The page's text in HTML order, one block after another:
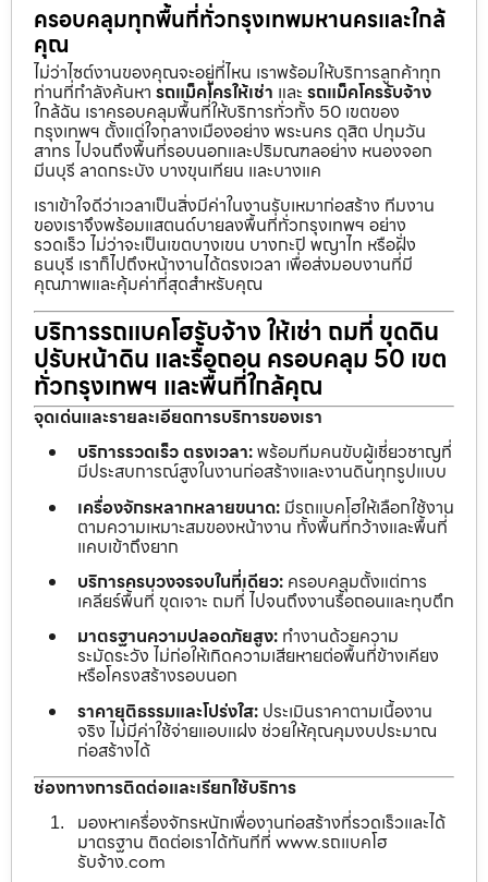
ครอบคลุมทุกพื้นที่ทั่วกรุงเทพมหานครและใกล้
คุณ
ไม่ว่าไซต์งานของคุณจะอยู่ที่ไหน เราพร้อมให้บริการลูกค้าทุก
ท่านที่กำลังค้นหา รถแม็คโครให้เช่า และ รถแม็คโครรับจ้าง
ใกล้ฉัน เราครอบคลุมพื้นที่ให้บริการทั่วทั้ง 50 เขตของ
กรุงเทพฯ ตั้งแต่ใจกลางเมืองอย่าง พระนคร ดุสิต ปทุมวัน
สาทร ไปจนถึงพื้นที่รอบนอกและปริมณฑลอย่าง หนองจอก
มีนบุรี ลาดกระบัง บางขุนเทียน และบางแค
เราเข้าใจดีว่าเวลาเป็นสิ่งมีค่าในงานรับเหมาก่อสร้าง ทีมงาน
ของเราจึงพร้อมแสตนด์บายลงพื้นที่ทั่วกรุงเทพฯ อย่าง
รวดเร็ว ไม่ว่าจะเป็นเขตบางเขน บางกะปิ พญาไท หรือฝั่ง
ธนบุรี เราก็ไปถึงหน้างานได้ตรงเวลา เพื่อส่งมอบงานที่มี
คุณภาพและคุ้มค่าที่สุดสำหรับคุณ
บริการรถแบคโฮรับจ้าง ให้เช่า ถมที่ ขุดดิน
ปรับหน้าดิน และรื้อถอน ครอบคลุม 50 เขต
ทั่วกรุงเทพฯ และพื้นที่ใกล้คุณ
จุดเด่นและรายละเอียดการบริการของเรา
บริการรวดเร็ว ตรงเวลา:พร้อมทีมคนขับผู้เชี่ยวชาญที่
มีประสบการณ์สูงในงานก่อสร้างและงานดินทุกรูปแบบ
เครื่องจักรหลากหลายขนาด: มีรถแบคโฮให้เลือกใช้งาน
ตามความเหมาะสมของหน้างาน ทั้งพื้นที่กว้างและพื้นที่
แคบเข้าถึงยาก
บริการครบวงจรจบในที่เดียว: ครอบคลุมตั้งแต่การ
เคลียร์พื้นที่ ขุดเจาะ ถมที่ ไปจนถึงงานรื้อถอนและทุบตึก
มาตรฐานความปลอดภัยสูง: ทำงานด้วยความ
ระมัดระวัง ไม่ก่อให้เกิดความเสียหายต่อพื้นที่ข้างเคียง
หรือโครงสร้างรอบนอก
ราคายุติธรรมและโปร่งใส: ประเมินราคาตามเนื้องาน
จริง ไม่มีค่าใช้จ่ายแอบแฝง ช่วยให้คุณคุมงบประมาณ
ก่อสร้างได้
ช่องทางการติดต่อและเรียกใช้บริการ
มองหาเครื่องจักรหนักเพื่องานก่อสร้างที่รวดเร็วและได้
มาตรฐาน ติดต่อเราได้ทันทีที่ www.รถแบคโฮ
รับจ้าง.com